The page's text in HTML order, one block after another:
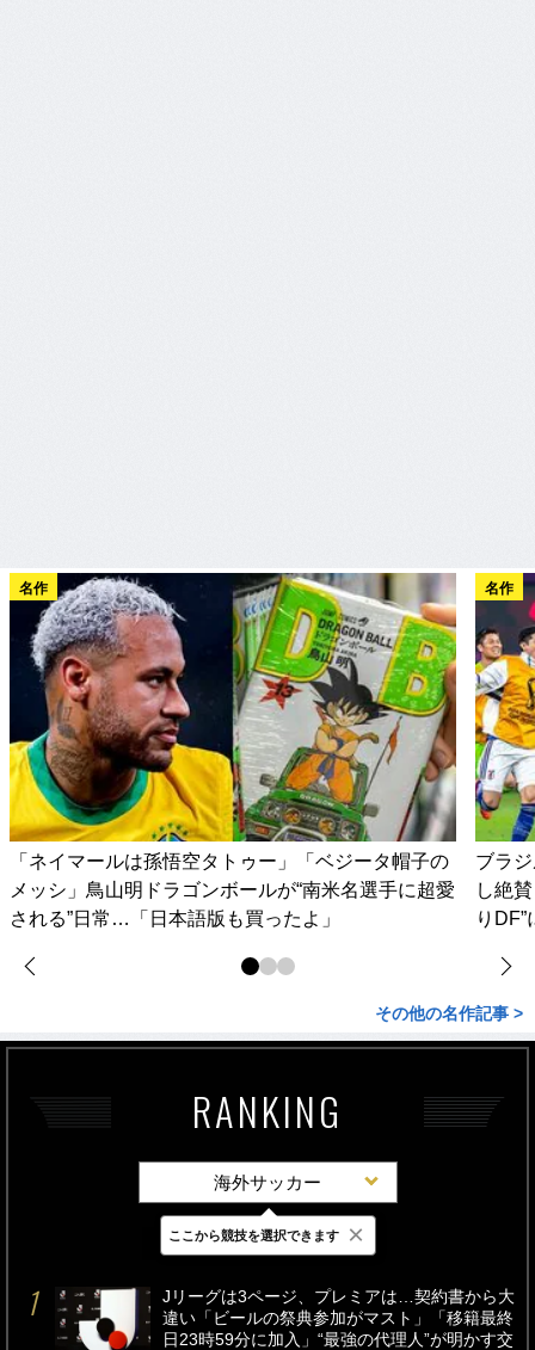
名作
「ネイマールは孫悟空タトゥー」「ベジータ帽子の
メッシ」鳥山明ドラゴンボールが“南米名選手に超愛
される”日常…「日本語版も買ったよ」
名作
ブラ
し絶
り
その他の名作記事 >
RANKING
海外サッカー
最新 24時間 週間
Jリーグは3ページ、プレミアは…契約書から大
違い「ビールの祭典参加がマスト」「移籍最終
日23時59分に加入」“最強の代理人”が明かす交
ここから競技を選択できます ×